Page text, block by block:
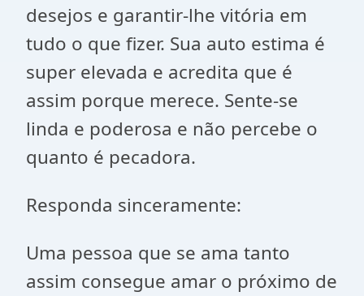
desejos e garantir-lhe vitória em
tudo o que fizer. Sua auto estima é
super elevada e acredita que é
assim porque merece. Sente-se
linda e poderosa e não percebe o
quanto é pecadora.
Responda sinceramente:
Uma pessoa que se ama tanto
assim consegue amar o próximo de